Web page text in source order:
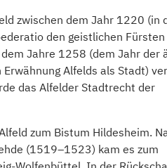
zwischen dem Jahr 1220 (in
den geistlichen
Jahre 1258 (dem Jahr der
Alfelds als Stadt)
das Alfelder Stadtrecht der
zum Bistum Hildesheim.
(1519–1523) kam es zum